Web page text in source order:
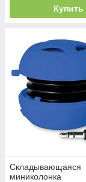
Купить
Складывающаяся
миниколонка